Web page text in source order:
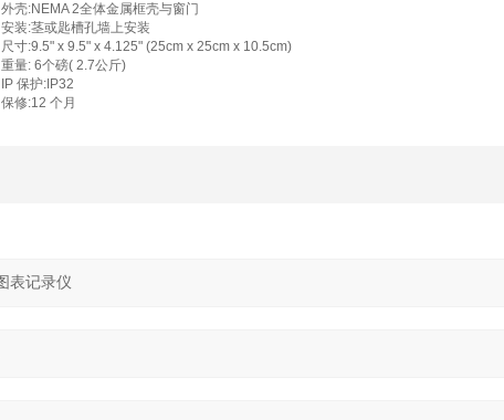
外壳:NEMA 2全体金属框壳与窗门
安装:茎或匙槽孔墙上安装
尺寸:9.5" x 9.5" x 4.125" (25cm x 25cm x 10.5cm)
重量: 6个磅( 2.7公斤)
IP 保护:IP32
保修:12 个月